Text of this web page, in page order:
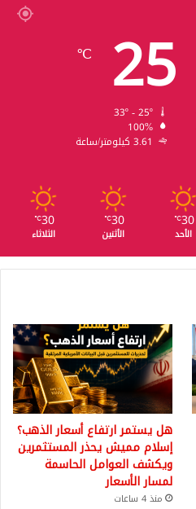
25
℃
100%
3.61 كيلومتر/ساعة
30
℃
الأحد
30
℃
الأثنين
30
℃
الثلاثاء
هل يستمر ارتفاع أسعار الذهب؟
إسلام مميش يحذر المستثمرين
ويكشف العوامل الحاسمة
لمسار الأسعار
منذ 4 ساعات